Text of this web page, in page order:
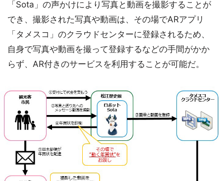
「Sota」の声かけにより写真と動画を撮影することが
でき、撮影された写真や動画は、その場でARアプリ
「タメスコ」のクラウドセンターに登録されるため、
自身で写真や動画を撮って登録するなどの手間がかか
らず、AR付きのサービスを利用することが可能だ。